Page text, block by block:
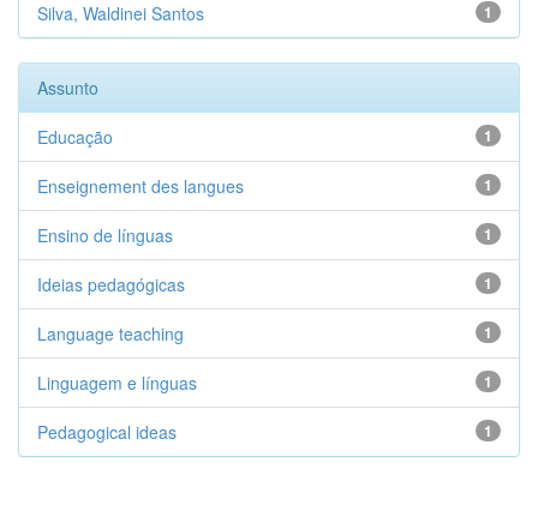
1
Silva, Waldinei Santos
Assunto
1
Educação
1
Enseignement des langues
1
Ensino de línguas
1
Ideias pedagógicas
1
Language teaching
1
Linguagem e línguas
1
Pedagogical ideas